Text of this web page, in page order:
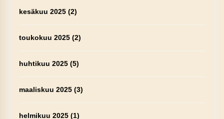
kesäkuu 2025(2)
toukokuu 2025(2)
huhtikuu 2025(5)
maaliskuu 2025(3)
helmikuu 2025(1)